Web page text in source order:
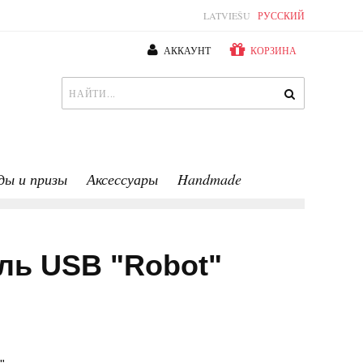
LATVIEŠU РУССКИЙ
АККАУНТ КОРЗИНА
и призы Аксессуары Handmade
USB "Robot"